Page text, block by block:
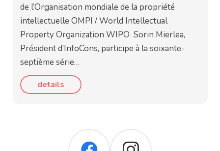
de l’Organisation mondiale de la propriété
intellectuelle OMPI / World Intellectual
Property Organization WIPO Sorin Mierlea,
Président d’InfoCons, participe à la soixante-
septième série…
details